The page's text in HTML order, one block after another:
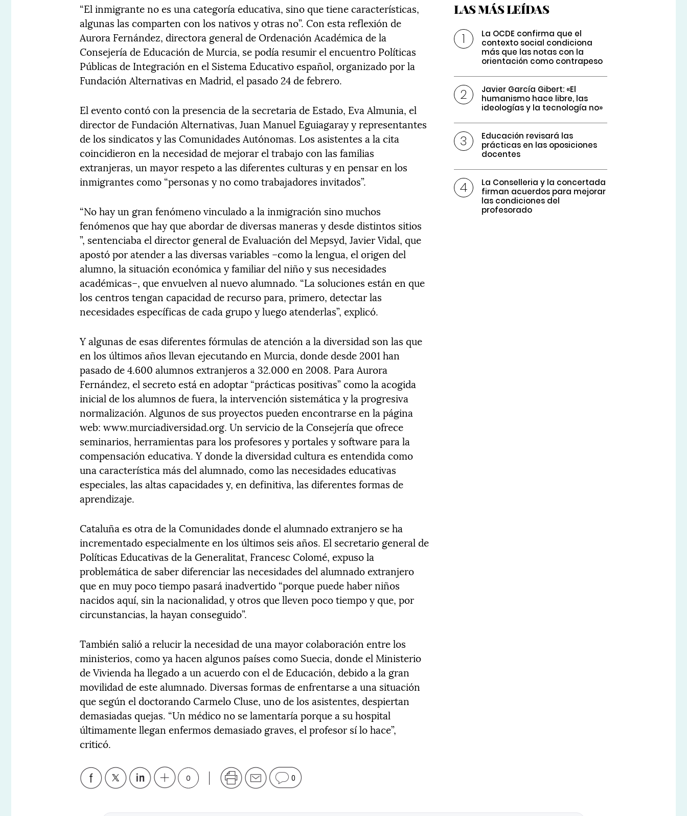
“El inmigrante no es una categoría educativa, sino que tiene características,
algunas las comparten con los nativos y otras no”. Con esta reflexión de
Aurora Fernández, directora general de Ordenación Académica de la
Consejería de Educación de Murcia, se podía resumir el encuentro Políticas
Públicas de Integración en el Sistema Educativo español, organizado por la
Fundación Alternativas en Madrid, el pasado 24 de febrero.
El evento contó con la presencia de la secretaria de Estado, Eva Almunia, el
director de Fundación Alternativas, Juan Manuel Eguiagaray y representantes
de los sindicatos y las Comunidades Autónomas. Los asistentes a la cita
coincidieron en la necesidad de mejorar el trabajo con las familias
extranjeras, un mayor respeto a las diferentes culturas y en pensar en los
inmigrantes como “personas y no como trabajadores invitados”.
“No hay un gran fenómeno vinculado a la inmigración sino muchos
fenómenos que hay que abordar de diversas maneras y desde distintos sitios
”, sentenciaba el director general de Evaluación del Mepsyd, Javier Vidal, que
apostó por atender a las diversas variables –como la lengua, el origen del
alumno, la situación económica y familiar del niño y sus necesidades
académicas–, que envuelven al nuevo alumnado. “La soluciones están en que
los centros tengan capacidad de recurso para, primero, detectar las
necesidades específicas de cada grupo y luego atenderlas”, explicó.
Y algunas de esas diferentes fórmulas de atención a la diversidad son las que
en los últimos años llevan ejecutando en Murcia, donde desde 2001 han
pasado de 4.600 alumnos extranjeros a 32.000 en 2008. Para Aurora
Fernández, el secreto está en adoptar “prácticas positivas” como la acogida
inicial de los alumnos de fuera, la intervención sistemática y la progresiva
normalización. Algunos de sus proyectos pueden encontrarse en la página
web: www.murciadiversidad.org. Un servicio de la Consejería que ofrece
seminarios, herramientas para los profesores y portales y software para la
compensación educativa. Y donde la diversidad cultura es entendida como
una característica más del alumnado, como las necesidades educativas
especiales, las altas capacidades y, en definitiva, las diferentes formas de
aprendizaje.
Cataluña es otra de la Comunidades donde el alumnado extranjero se ha
incrementado especialmente en los últimos seis años. El secretario general de
Políticas Educativas de la Generalitat, Francesc Colomé, expuso la
problemática de saber diferenciar las necesidades del alumnado extranjero
que en muy poco tiempo pasará inadvertido “porque puede haber niños
nacidos aquí, sin la nacionalidad, y otros que lleven poco tiempo y que, por
circunstancias, la hayan conseguido”.
También salió a relucir la necesidad de una mayor colaboración entre los
ministerios, como ya hacen algunos países como Suecia, donde el Ministerio
de Vivienda ha llegado a un acuerdo con el de Educación, debido a la gran
movilidad de este alumnado. Diversas formas de enfrentarse a una situación
que según el doctorando Carmelo Cluse, uno de los asistentes, despiertan
demasiadas quejas. “Un médico no se lamentaría porque a su hospital
últimamente llegan enfermos demasiado graves, el profesor sí lo hace”,
criticó.
0 0
LAS MÁS LEÍDAS
La OCDE confirma que el
contexto social condiciona
más que las notas con la
orientación como contrapeso
Javier García Gibert: «El
humanismo hace libre, las
ideologías y la tecnología no»
Educación revisará las
prácticas en las oposiciones
docentes
La Conselleria y la concertada
firman acuerdos para mejorar
las condiciones del
profesorado